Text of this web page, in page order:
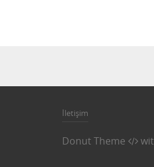
İletişim
Donut Theme